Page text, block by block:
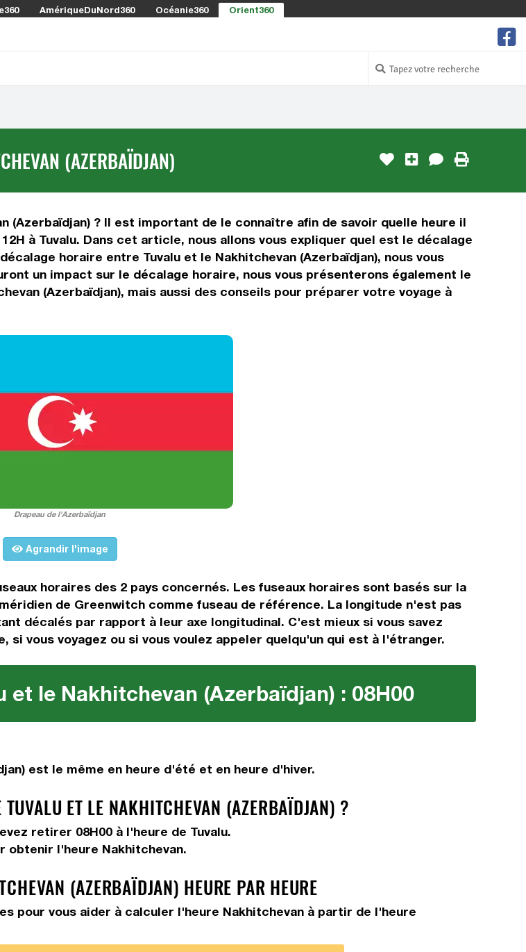
AmériqueDuNord360 Océanie360 Orient360
(AZERBAÏDJAN)
(Azerbaïdjan) ? Il est important de le connaître afin de savoir quelle heure il
à Tuvalu. Dans cet article, nous allons vous expliquer quel est le décalage
horaire entre Tuvalu et le Nakhitchevan (Azerbaïdjan), nous vous
un impact sur le décalage horaire, nous vous présenterons également le
(Azerbaïdjan), mais aussi des conseils pour préparer votre voyage à
Drapeau de l'Azerbaïdjan
Agrandir l'image
horaires des 2 pays concernés. Les fuseaux horaires sont basés sur la
de Greenwitch comme fuseau de référence. La longitude n'est pas
décalés par rapport à leur axe longitudinal. C'est mieux si vous savez
vous voyagez ou si vous voulez appeler quelqu'un qui est à l'étranger.
et le Nakhitchevan (Azerbaïdjan) : 08H00
est le même en heure d'été et en heure d'hiver.
ET LE NAKHITCHEVAN (AZERBAÏDJAN) ?
retirer 08H00 à l'heure de Tuvalu.
obtenir l'heure Nakhitchevan.
(AZERBAÏDJAN) HEURE PAR HEURE
pour vous aider à calculer l'heure Nakhitchevan à partir de l'heure